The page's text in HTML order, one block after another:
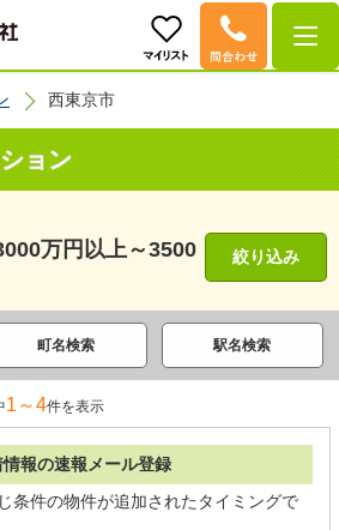
西東京市
ョン
万円以上～3500
絞り込み
町名検索 駅名検索
1～4件を表示
情報の速報メール登録
条件の物件が追加されたタイミングで